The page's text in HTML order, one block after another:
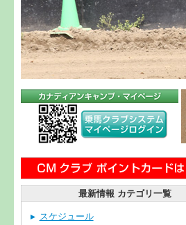
最新情報 カテゴリ一覧
スケジュール